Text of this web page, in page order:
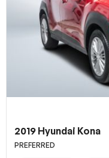
2019 Hyundai Kona
PREFERRED